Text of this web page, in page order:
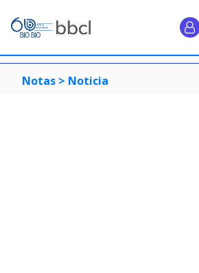
Notas > Noticia